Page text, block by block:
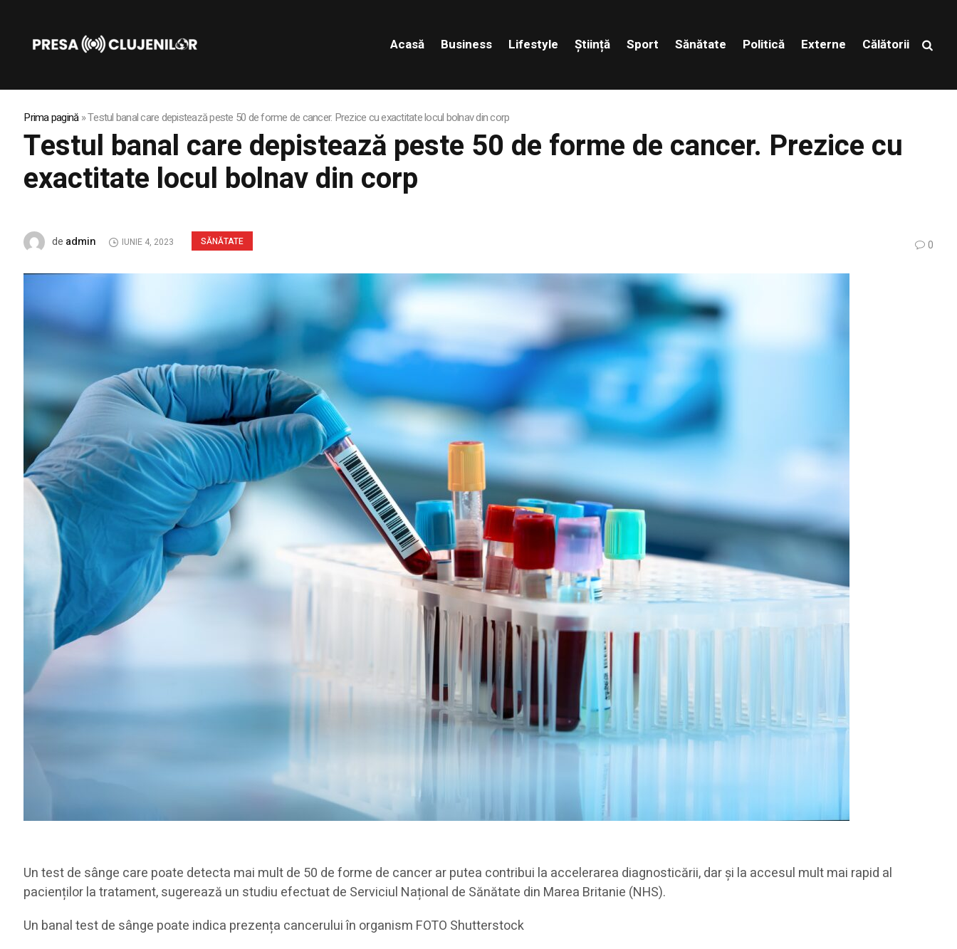
Acasă Business Lifestyle Știință Sport Sănătate Politică Externe Călătorii
Prima pagină»Testul banal care depistează peste 50 de forme de cancer. Prezice cu exactitate locul bolnav din corp
Testul banal care depistează peste 50 de forme de cancer. Prezice cu
exactitate locul bolnav din corp
SĂNĂTATE 0
de admin IUNIE 4, 2023
Un test de sânge care poate detecta mai mult de 50 de forme de cancer ar putea contribui la accelerarea diagnosticării, dar și la accesul mult mai rapid al
pacienților la tratament, sugerează un studiu efectuat de Serviciul Național de Sănătate din Marea Britanie (NHS).
Un banal test de sânge poate indica prezența cancerului în organism FOTO Shutterstock